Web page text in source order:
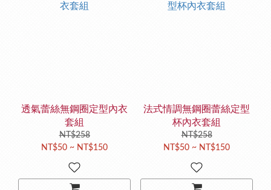
透氣蕾絲無鋼圈定型內衣
套組
NT$258
NT$50 ~ NT$150
法式情調無鋼圈蕾絲定型
杯內衣套組
NT$258
NT$50 ~ NT$150